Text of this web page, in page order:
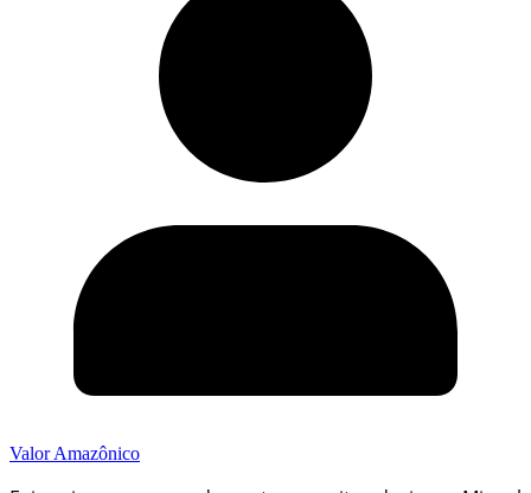
Valor Amazônico